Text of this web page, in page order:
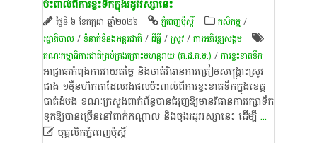
ប៉ះពាល់​ពី​ការ​ខ្វះ​ទឹក​ក្នុង​រដូវវស្សា​នេះ​
ថ្ងៃទី ៦ ខែកក្កដា ឆ្នាំ២០២៦ ភ្នំពេញប៉ុស្តិ៍ កសិកម្ម/
រដ្ឋាភិបាល/ទំនាក់ទំនងអន្តរជាតិ/ដីធ្លី/​ស្រូវ​/ការ​អភិវឌ្ឍ​សង្គម
គណៈកម្មាធិការ​ជាតិ​គ្រប់គ្រង​គ្រោះ​មហន្តរាយ (គ.ជ.គ.ម.) /ការ​ខ្វះខាត​ទឹក
អាជ្ញាធរ​កំពុង​ការ​វាយតម្លៃ​ និង​ចាត់វិធានការ​ត្រៀម​សង្គ្រោះ​ស្រូវ​
ជាង​ ១​ម៉ឺន​ហិ​កតា​ដែល​រង​ផល​ប៉ះពាល់​ពី​ការ​ខ្វះខាត​ទឹក​ក្នុង​ខេត្ត
បាត់ដំបង​ ខណៈ​ក្រសួង​ពាក់ព័ន្ធ​បាន​ជំរុញ​ឱ្យ​មាន​វិធានការ​រក្សា​ទឹក​
ទុក​ឱ្យ​បាន​ច្រើន​នៅ​ពាក់កណ្តាល​ និង​ចុងរដូវ​វស្សា​នេះ​ ដើម្បី ...
បុគ្គលិកភ្នំពេញប៉ុស្តិ៍